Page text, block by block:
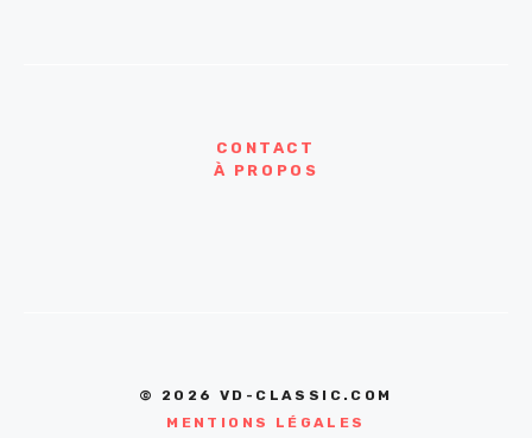
CONTACT
À PROPOS
© 2026 VD-CLASSIC.COM
MENTIONS LÉGALES